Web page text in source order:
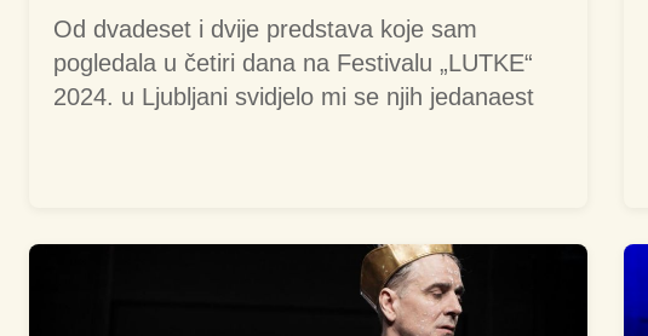
Od dvadeset i dvije predstava koje sam
pogledala u četiri dana na Festivalu „LUTKE“
2024. u Ljubljani svidjelo mi se njih jedanaest